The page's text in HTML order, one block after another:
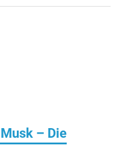
– Die